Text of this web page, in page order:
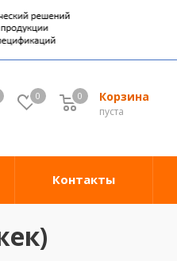
0 Корзина
0
пуста
0
Контакты